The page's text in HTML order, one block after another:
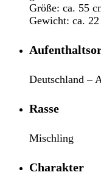
Größe: ca. 55
Gewicht: ca.
Deutschland –
Rasse
Mischling
Charakter